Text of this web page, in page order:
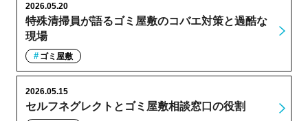
特殊清掃員が語るゴミ屋敷のコバエ対策と過酷な
現場
2026.05.20
ゴミ屋敷
セルフネグレクトとゴミ屋敷相談窓口の役割
2026.05.15